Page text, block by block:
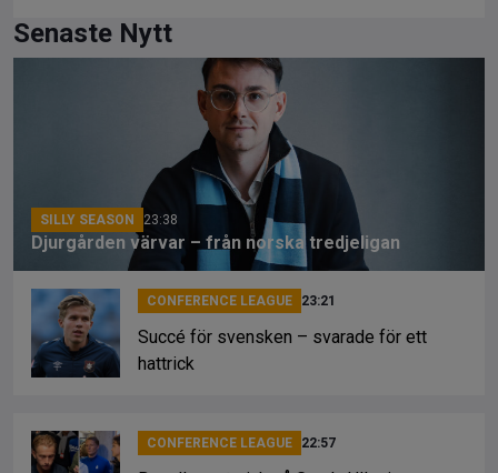
b
o
o
k
a
d
s
Senaste Nytt
SILLY SEASON 23:38
Djurgården värvar – från norska tredjeligan
CONFERENCE LEAGUE 23:21
Succé för svensken – svarade för ett
hattrick
CONFERENCE LEAGUE 22:57